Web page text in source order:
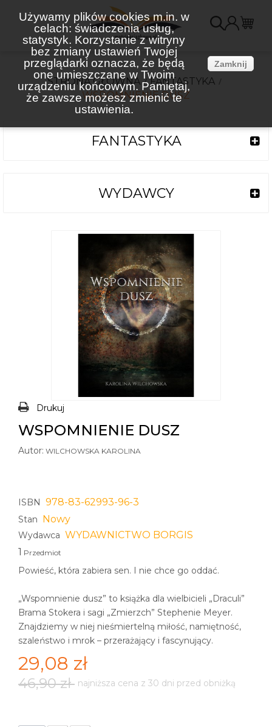
Używamy plików cookies m.in. w
celach: świadczenia usług,
statystyk. Korzystanie z witryny
bez zmiany ustawień Twojej
przeglądarki oznacza, że będą
one umieszczane w Twoim
urządzeniu końcowym. Pamiętaj,
że zawsze możesz zmienić te
ustawienia.
Zamknij
STRONA GŁÓWNA
FANTASTYKA
WSPOMNIENIE DUSZ
FANTASTYKA
WYDAWCY
Drukuj
WSPOMNIENIE DUSZ
Autor: WILCHOWSKA KAROLINA
ISBN 978-83-62993-96-3
Stan Nowy
Wydawca WYDAWNICTWO BORGIS
1 Przedmiot
Powieść, która zabiera sen. I nie chce go oddać.
„Wspomnienie dusz” to książka dla wielbicieli „Draculi”
Brama Stokera i sagi „Zmierzch” Stephenie Meyer.
Znajdziemy w niej nieśmiertelną miłość, namiętność,
szaleństwo i mrok – przerażający i fascynujący.
29,08 zł
46,90 zł najniższa cena z 30 dni przed obniżką